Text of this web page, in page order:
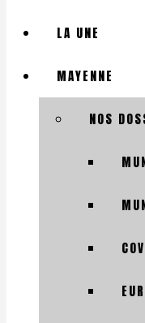
LA UNE
MAYENNE
NOS